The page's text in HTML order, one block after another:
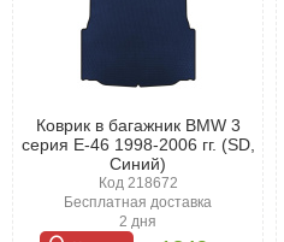
Коврик в багажник BMW 3
серия E-46 1998-2006 гг. (SD,
Синий)
Код 218672
Бесплатная доставка
2 дня